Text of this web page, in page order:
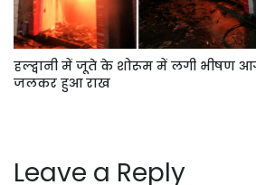
हल्द्वानी में जूते के शोरूम में लगी भीषण
जलकर हुआ राख
Leave a Reply